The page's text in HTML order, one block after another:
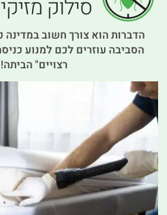
הדברות הוא צורך חשוב במדינה
הסביבה עוזרים לכם למנוע
רצויים" הביתה!